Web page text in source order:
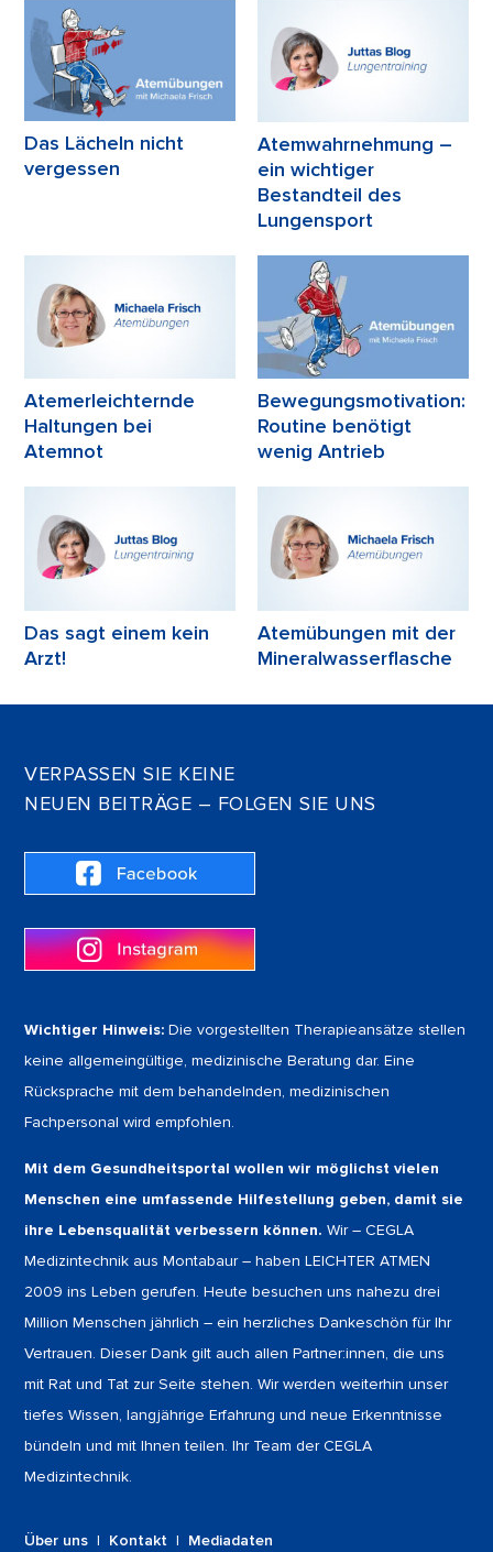
Das Lächeln nicht
vergessen
Atemwahrnehmung –
ein wichtiger
Bestandteil des
Lungensport
Atemerleichternde
Haltungen bei
Atemnot
Bewegungsmotivation:
Routine benötigt
wenig Antrieb
Das sagt einem kein
Arzt!
Atemübungen mit der
Mineralwasserflasche
VERPASSEN SIE KEINE
NEUEN BEITRÄGE – FOLGEN SIE UNS
Wichtiger Hinweis: Die vorgestellten Therapieansätze stellen
keine allgemeingültige, medizinische Beratung dar. Eine
Rücksprache mit dem behandelnden, medizinischen
Fachpersonal wird empfohlen.
Mit dem Gesundheitsportal wollen wir möglichst vielen
Menschen eine umfassende Hilfestellung geben, damit sie
ihre Lebensqualität verbessern können. Wir – CEGLA
Medizintechnik aus Montabaur – haben LEICHTER ATMEN
2009 ins Leben gerufen. Heute besuchen uns nahezu drei
Million Menschen jährlich – ein herzliches Dankeschön für Ihr
Vertrauen. Dieser Dank gilt auch allen Partner:innen, die uns
mit Rat und Tat zur Seite stehen. Wir werden weiterhin unser
tiefes Wissen, langjährige Erfahrung und neue Erkenntnisse
bündeln und mit Ihnen teilen. Ihr Team der CEGLA
Medizintechnik.
Über uns | Kontakt | Mediadaten